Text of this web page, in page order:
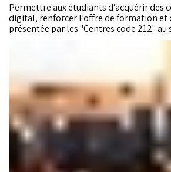
Permettre aux étudiants d’acquérir des
digital, renforcer l’offre de formation et
présentée par les "Centres code 212" au
tels sont les objectifs d'une série de